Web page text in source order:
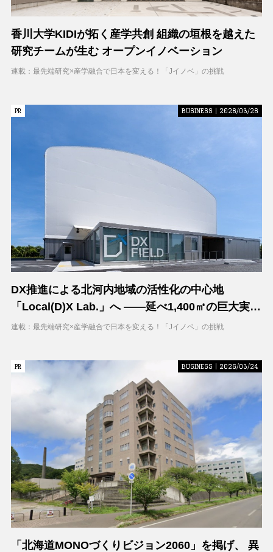
香川大学KIDIが拓く産学共創 組織の垣根を越えた
研究チームが生む オープンイノベーション
連載：最先端研究×産学融合で日本を変える！「Jイノベ」の挑戦
PR
PR BUSINESS | 2026/03/26
DX推進による北河内地域の活性化の中心地
「Local(D)X Lab.」へ ――延べ1,400㎡の巨大実証
空間で地域DXに挑む 大阪工業大学 DXフィールド
連載：最先端研究×産学融合で日本を変える！「Jイノベ」の挑戦
PR
PR BUSINESS | 2026/03/24
「北海道MONOづくりビジョン2060」を掲げ、 異